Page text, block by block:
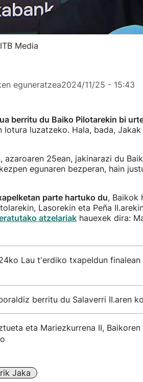
Media
eguneratzea2024/11/25 - 15:43
berritu du Baiko Pilotarekin bi
lotura luzatzeko. Hala, bada,
azaroaren 25ean, jakinarazi du
egunaren bezperan, hain
parte hartuko du, Baikok
Lasorekin eta Peña
atzelariak hauexek dira:
Lau t'erdiko txapeldun
berritu du Salaverri II.aren
eta Mariezkurrena II,
Jaka